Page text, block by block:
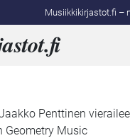
Musiikkikirjastot.fi –
fi
Penttinen
Geometry Music